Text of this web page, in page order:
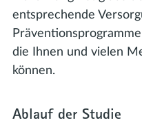
entsprechende
die Ihnen und vielen
können.
Ablauf der Studie